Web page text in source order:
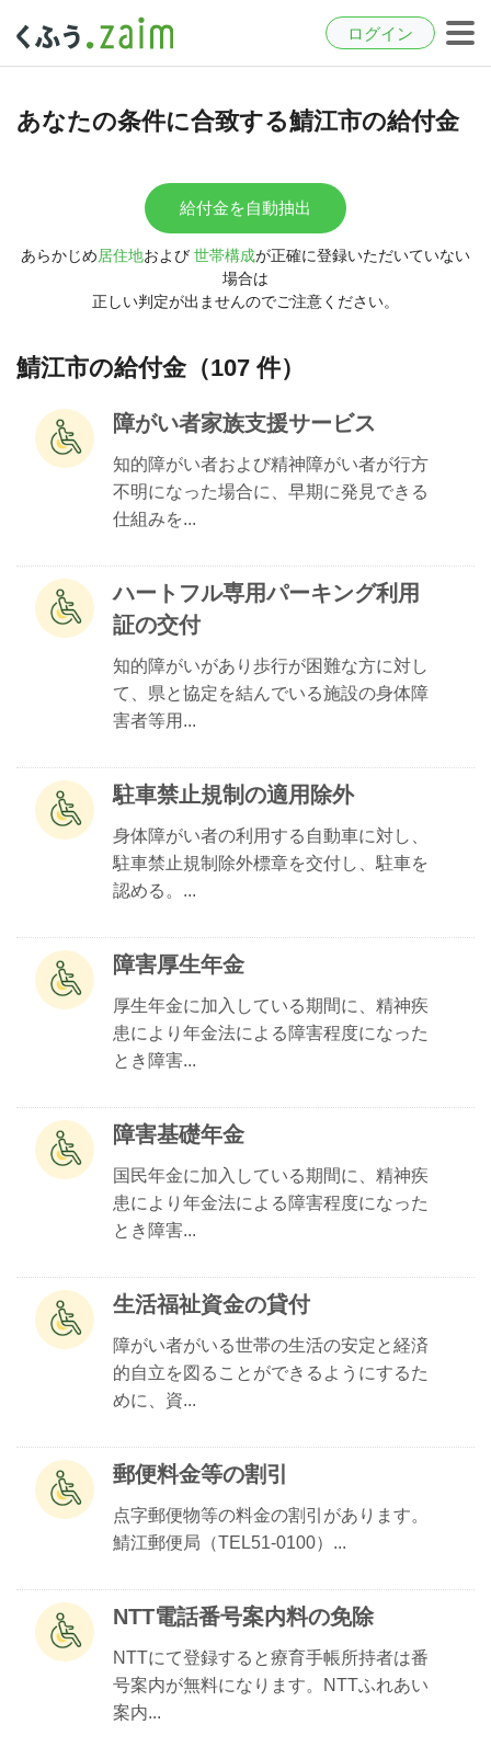
ログイン
あなたの条件に合致する鯖江市の給付金
給付金を自動抽出
あらかじめ居住地および 世帯構成が正確に登録いただいていない
場合は
正しい判定が出ませんのでご注意ください。
鯖江市の給付金（107 件）
障がい者家族支援サービス
知的障がい者および精神障がい者が行方
不明になった場合に、早期に発見できる
仕組みを...
ハートフル専用パーキング利用
証の交付
知的障がいがあり歩行が困難な方に対し
て、県と協定を結んでいる施設の身体障
害者等用...
駐車禁止規制の適用除外
身体障がい者の利用する自動車に対し、
駐車禁止規制除外標章を交付し、駐車を
認める。...
障害厚生年金
厚生年金に加入している期間に、精神疾
患により年金法による障害程度になった
とき障害...
障害基礎年金
国民年金に加入している期間に、精神疾
患により年金法による障害程度になった
とき障害...
生活福祉資金の貸付
障がい者がいる世帯の生活の安定と経済
的自立を図ることができるようにするた
めに、資...
郵便料金等の割引
点字郵便物等の料金の割引があります。
鯖江郵便局（TEL51-0100）...
NTT電話番号案内料の免除
NTTにて登録すると療育手帳所持者は番
号案内が無料になります。NTTふれあい
案内...